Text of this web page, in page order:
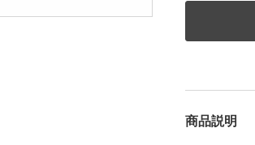
商品説明